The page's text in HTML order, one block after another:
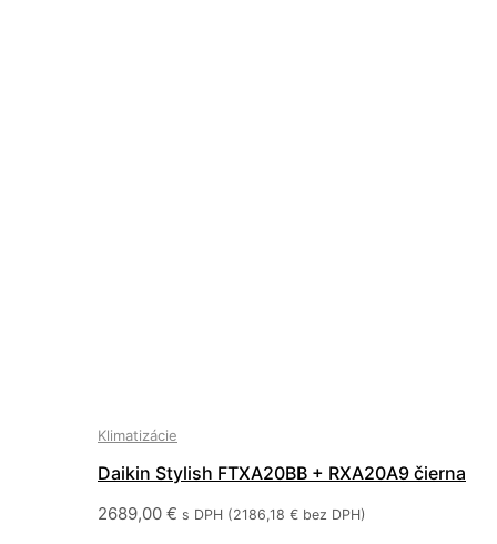
Klimatizácie
Daikin Stylish FTXA20BB + RXA20A9 čierna
2689,00 € s DPH (2186,18 € bez DPH)